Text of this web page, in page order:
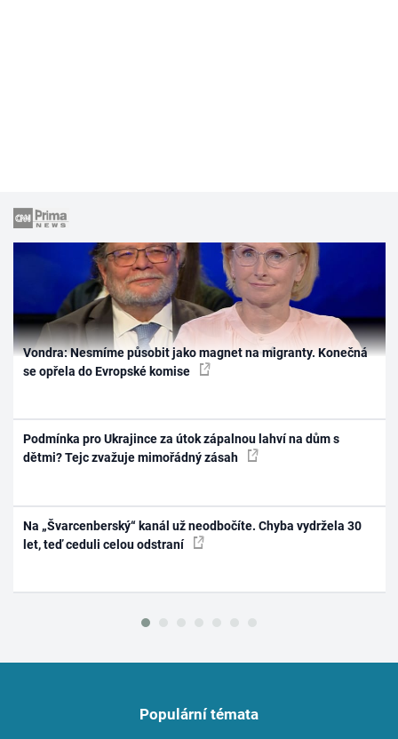
Vondra: Nesmíme působit jako magnet na migranty. Konečná
se opřela do Evropské komise
Podmínka pro Ukrajince za útok zápalnou lahví na dům s
dětmi? Tejc zvažuje mimořádný zásah
Na „Švarcenberský“ kanál už neodbočíte. Chyba vydržela 30
let, teď ceduli celou odstraní
Populární témata